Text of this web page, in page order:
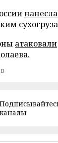
нанесла
атаковали
каналы